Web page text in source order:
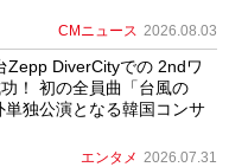
CMニュース 2026.08.03
Zepp DiverCityでの 2ndワ
！ 初の全員曲「台風の
独公演となる韓国コンサ
エンタメ 2026.07.31